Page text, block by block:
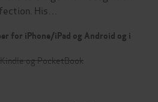
His…
for iPhone/iPad og Android og i
og PocketBook